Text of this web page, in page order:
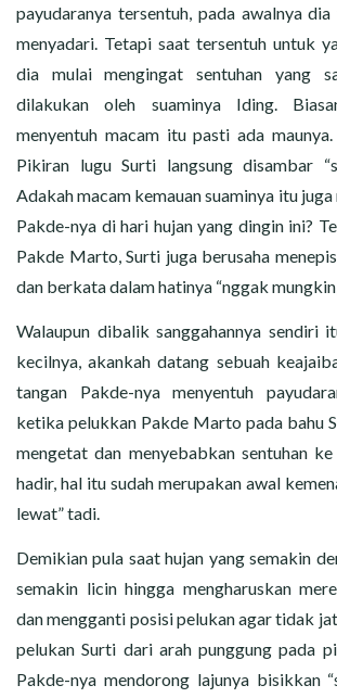
payudaranya tersentuh, pada awalnya
menyadari. Tetapi saat tersentuh untuk
dia mulai mengingat sentuhan yang
dilakukan oleh suaminya Iding.
menyentuh macam itu pasti ada
Pikiran lugu Surti langsung disambar
Adakah macam kemauan suaminya itu
Pakde-nya di hari hujan yang dingin ini?
Pakde Marto, Surti juga berusaha
dan berkata dalam hatinya “nggak mungkin,
Walaupun dibalik sanggahannya sendiri
kecilnya, akankah datang sebuah
tangan Pakde-nya menyentuh
ketika pelukkan Pakde Marto pada bahu
mengetat dan menyebabkan sentuhan
hadir, hal itu sudah merupakan awal
lewat” tadi.
Demikian pula saat hujan yang semakin
semakin licin hingga mengharuskan
dan mengganti posisi pelukan agar tidak
pelukan Surti dari arah punggung pada
Pakde-nya mendorong lajunya bisikkan